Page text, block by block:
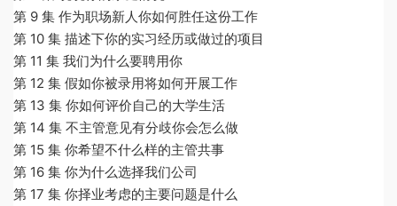
第 9 集 作为职场新人你如何胜任这份工作
第 10 集 描述下你的实习经历或做过的项目
第 11 集 我们为什么要聘用你
第 12 集 假如你被录用将如何开展工作
第 13 集 你如何评价自己的大学生活
第 14 集 不主管意见有分歧你会怎么做
第 15 集 你希望不什么样的主管共事
第 16 集 你为什么选择我们公司
第 17 集 你择业考虑的主要问题是什么